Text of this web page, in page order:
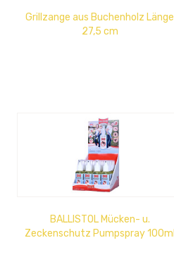
Grillzange aus Buchenholz Länge
27,5 cm
BALLISTOL Mücken- u.
Zeckenschutz Pumpspray 100ml